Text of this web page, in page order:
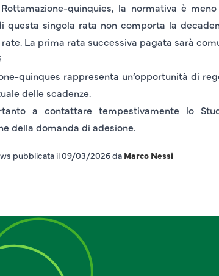
quinquies, la normativa è
questa singola rata non comporta la
La prima rata successiva pagata sarà
quinques rappresenta un’opportunità di
delle scadenze.
a contattare tempestivamente lo
della domanda di adesione.
pubblicata il 09/03/2026 daMarco Nessi